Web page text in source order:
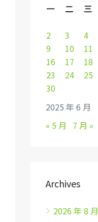
2025 年 6 月
一 二 三
2
3 4
9
10 11
16
17 18
23
24 25
30
« 5 月 7 月 »
Archives
2026 年 8 月